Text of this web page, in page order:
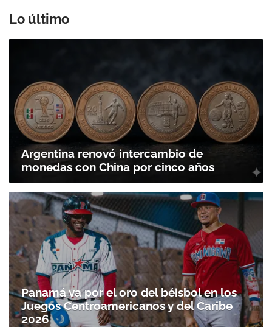
Gracias por suscribirte a nuestro boletín.
Lo último
Argentina renovó intercambio de
monedas con China por cinco años
Panamá va por el oro del béisbol en los
Juegos Centroamericanos y del Caribe
2026